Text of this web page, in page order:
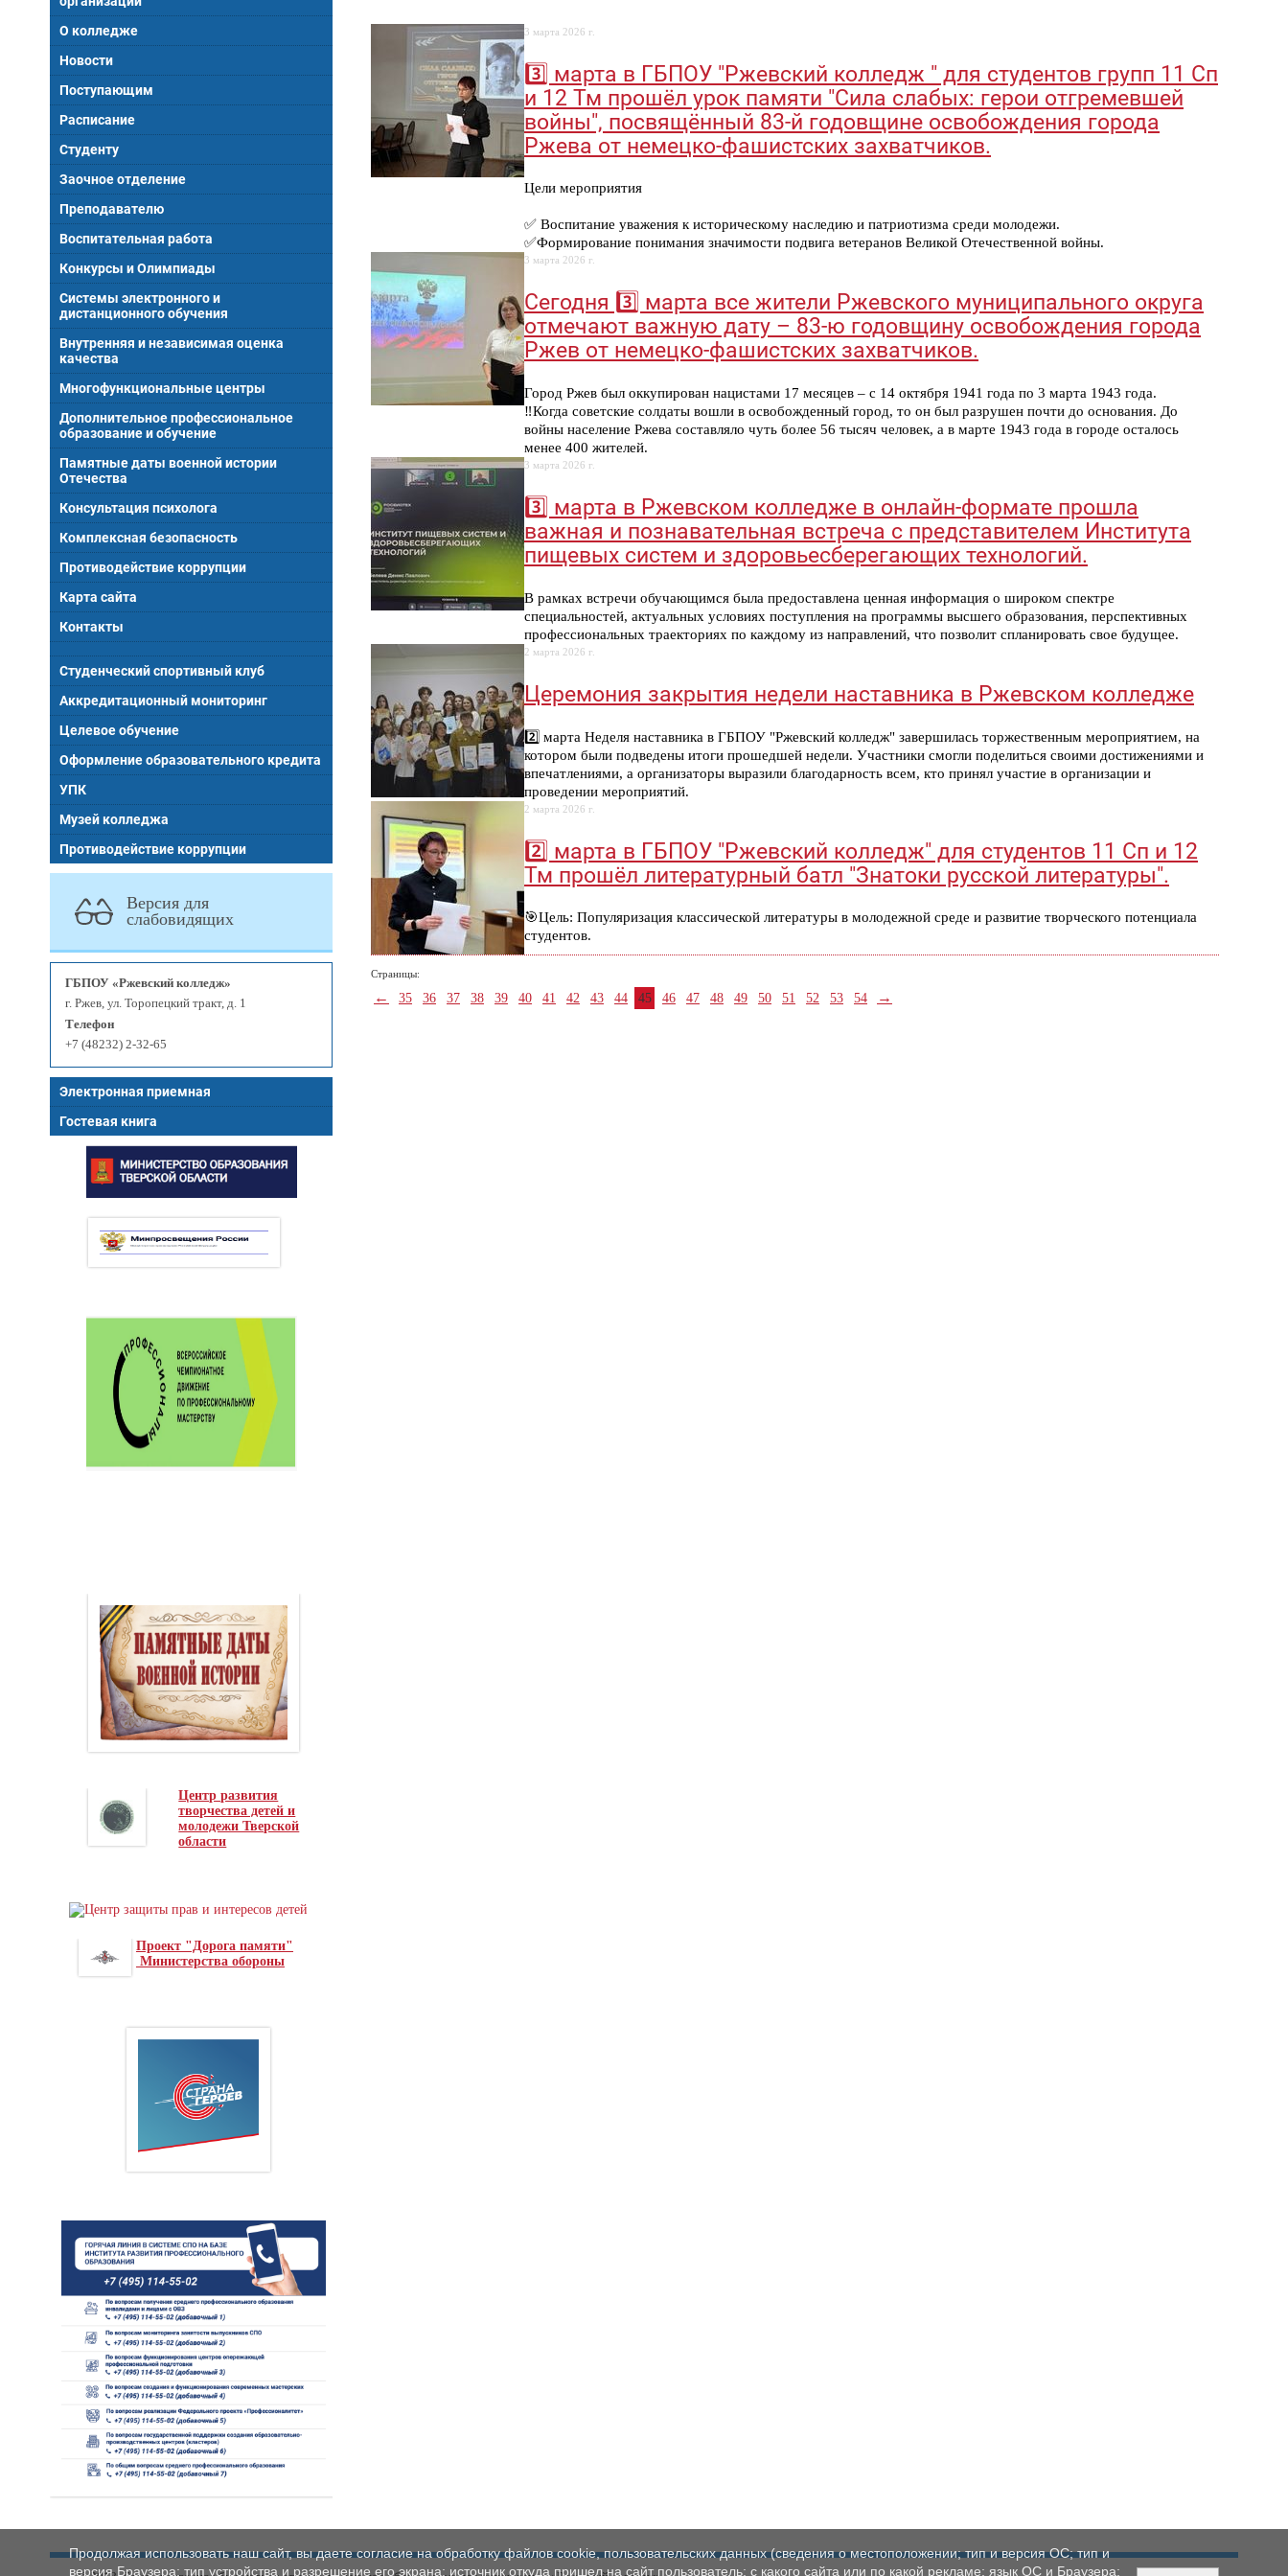
О колледже
Новости
Поступающим
Расписание
Студенту
Заочное отделение
Преподавателю
Воспитательная работа
Конкурсы и Олимпиады
Системы электронного и
дистанционного обучения
Внутренняя и независимая оценка
качества
Многофункциональные центры
Дополнительное профессиональное
образование и обучение
Памятные даты военной истории
Отечества
Консультация психолога
Комплексная безопасность
Противодействие коррупции
Карта сайта
Контакты
Студенческий спортивный клуб
Аккредитационный мониторинг
Целевое обучение
Оформление образовательного кредита
УПК
Музей колледжа
Противодействие коррупции
Версия для
слабовидящих
ГБПОУ «Ржевский колледж»
г. Ржев, ул. Торопецкий тракт, д. 1
Телефон
+7 (48232) 2-32-65
Электронная приемная
Гостевая книга
Центр развития
творчества детей и
молодежи Тверской
области
Проект "Дорога памяти"
Министерства обороны
3 марта 2026 г.
3️⃣ марта в ГБПОУ "Ржевский колледж " для студентов групп 11 Сп
и 12 Тм прошёл урок памяти "Сила слабых: герои отгремевшей
войны", посвящённый 83-й годовщине освобождения города
Ржева от немецко-фашистских захватчиков.
Цели мероприятия
✅️ Воспитание уважения к историческому наследию и патриотизма среди молодежи.
✅️Формирование понимания значимости подвига ветеранов Великой Отечественной войны.
3 марта 2026 г.
Сегодня 3️⃣ марта все жители Ржевского муниципального округа
отмечают важную дату – 83-ю годовщину освобождения города
Ржев от немецко-фашистских захватчиков.
Город Ржев был оккупирован нацистами 17 месяцев – с 14 октября 1941 года по 3 марта 1943 года.
‼️Когда советские солдаты вошли в освобожденный город, то он был разрушен почти до основания. До
войны население Ржева составляло чуть более 56 тысяч человек, а в марте 1943 года в городе осталось
менее 400 жителей.
3 марта 2026 г.
3️⃣ марта в Ржевском колледже в онлайн-формате прошла
важная и познавательная встреча с представителем Института
пищевых систем и здоровьесберегающих технологий.
В рамках встречи обучающимся была предоставлена ценная информация о широком спектре
специальностей, актуальных условиях поступления на программы высшего образования, перспективных
профессиональных траекториях по каждому из направлений, что позволит спланировать свое будущее.
2 марта 2026 г.
Церемония закрытия недели наставника в Ржевском колледже
2️⃣ марта Неделя наставника в ГБПОУ "Ржевский колледж" завершилась торжественным мероприятием, на
котором были подведены итоги прошедшей недели. Участники смогли поделиться своими достижениями и
впечатлениями, а организаторы выразили благодарность всем, кто принял участие в организации и
проведении мероприятий.
2 марта 2026 г.
2️⃣ марта в ГБПОУ "Ржевский колледж" для студентов 11 Сп и 12
Тм прошёл литературный батл "Знатоки русской литературы".
🎯Цель: Популяризация классической литературы в молодежной среде и развитие творческого потенциала
студентов.
Страницы:
← 35 36 37 38 39 40 41 42 43 44 45 46 47 48 49 50 51 52 53 54 →
Продолжая использовать наш сайт, вы даете согласие на обработку файлов cookie, пользовательских данных (сведения о местоположении; тип и версия ОС; тип и
версия Браузера; тип устройства и разрешение его экрана; источник откуда пришел на сайт пользователь; с какого сайта или по какой рекламе; язык ОС и Браузера;